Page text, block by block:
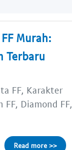
Murah:
Terbaru
FF, Karakter
FF, Diamond FF,
Read more >>